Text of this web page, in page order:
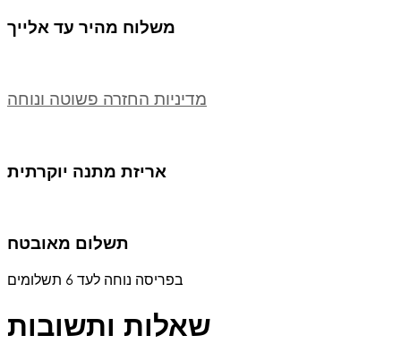
משלוח מהיר עד אלייך
מדיניות החזרה פשוטה ונוחה
אריזת מתנה יוקרתית
תשלום מאובטח
בפריסה נוחה לעד 6 תשלומים
שאלות ותשובות